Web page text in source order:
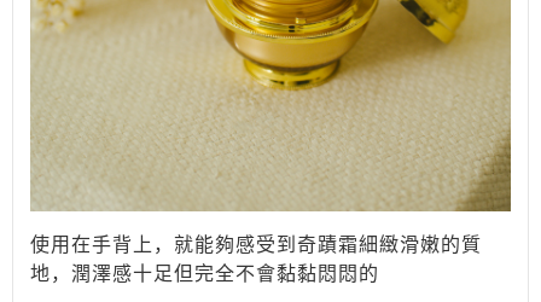
使用在手背上，就能夠感受到奇蹟霜細緻滑嫩的質
地，潤澤感十足但完全不會黏黏悶悶的